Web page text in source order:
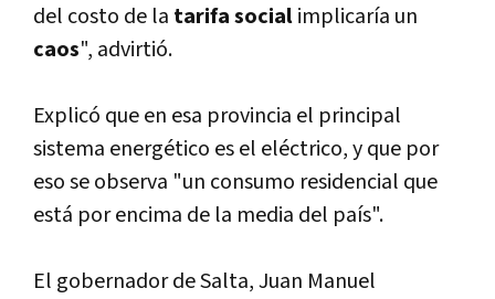
del costo de la tarifa socialimplicarí­a un
caos", advirtió.
Explicó que en esa provincia el principal
sistema energético es el eléctrico, y que por
eso se observa "un consumo residencial que
está por encima de la media del paí­s".
El gobernador de Salta, Juan Manuel